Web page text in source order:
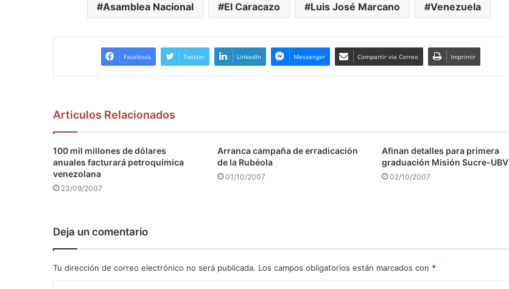
Asamblea Nacional El Caracazo Luis José Marcano Venezuela
Facebook Twitter LinkedIn Messenger Compartir via Correo Imprimir
Articulos Relacionados
100 mil millones de dólares
anuales facturará petroquímica
venezolana
23/09/2007
Arranca campaña de erradicación
de la Rubéola
01/10/2007
Afinan detalles para primera
graduación Misión Sucre-UBV
02/10/2007
Deja un comentario
Tu dirección de correo electrónico no será publicada. Los campos obligatorios están marcados con *